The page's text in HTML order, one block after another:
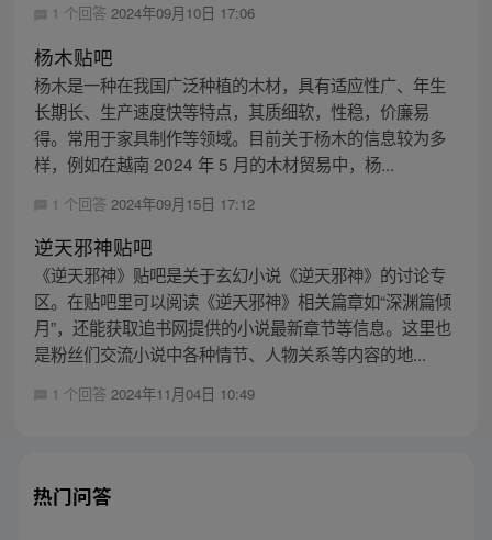
1 个回答 2024年09月10日 17:06
杨木贴吧
杨木是一种在我国广泛种植的木材，具有适应性广、年生
长期长、生产速度快等特点，其质细软，性稳，价廉易
得。常用于家具制作等领域。目前关于杨木的信息较为多
样，例如在越南 2024 年 5 月的木材贸易中，杨...
1 个回答 2024年09月15日 17:12
逆天邪神贴吧
《逆天邪神》贴吧是关于玄幻小说《逆天邪神》的讨论专
区。在贴吧里可以阅读《逆天邪神》相关篇章如“深渊篇倾
月”，还能获取追书网提供的小说最新章节等信息。这里也
是粉丝们交流小说中各种情节、人物关系等内容的地...
1 个回答 2024年11月04日 10:49
热门问答